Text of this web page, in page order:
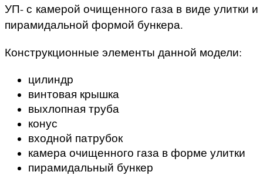
УП- с камерой очищенного газа в виде улитки и
пирамидальной формой бункера.
Конструкционные элементы данной модели:
цилиндр
винтовая крышка
выхлопная труба
конус
входной патрубок
камера очищенного газа в форме улитки
пирамидальный бункер